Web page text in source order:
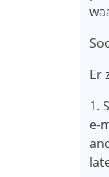
Er
1.
e-